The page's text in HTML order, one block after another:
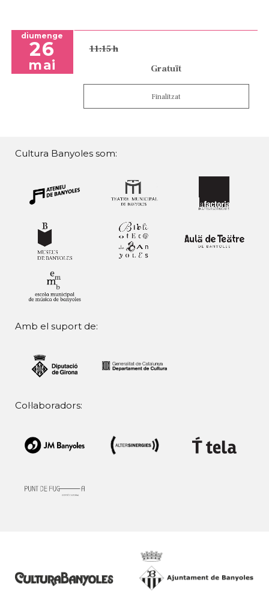
diumenge
26
mai
11:15 h
Gratuït
Finalitzat
Cultura Banyoles som:
Amb el suport de:
Col·laboradors: